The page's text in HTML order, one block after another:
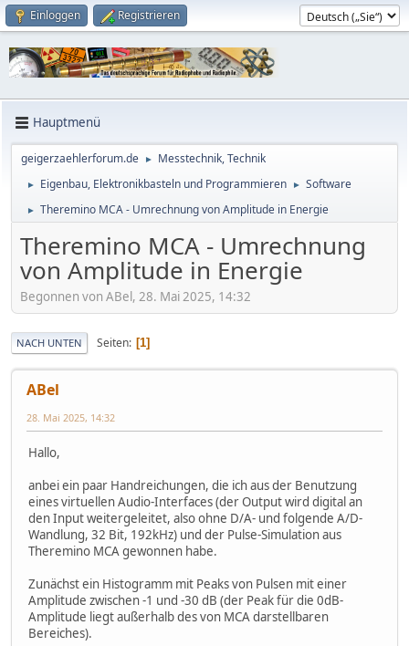
Einloggen Registrieren
Hauptmenü
geigerzaehlerforum.de ► Messtechnik, Technik
► Eigenbau, Elektronikbasteln und Programmieren ► Software
► Theremino MCA - Umrechnung von Amplitude in Energie
Theremino MCA - Umrechnung
von Amplitude in Energie
Begonnen von ABel, 28. Mai 2025, 14:32
NACH UNTEN Seiten 1
ABel
28. Mai 2025, 14:32
Hallo,
anbei ein paar Handreichungen, die ich aus der Benutzung
eines virtuellen Audio-Interfaces (der Output wird digital an
den Input weitergeleitet, also ohne D/A- und folgende A/D-
Wandlung, 32 Bit, 192kHz) und der Pulse-Simulation aus
Theremino MCA gewonnen habe.
Zunächst ein Histogramm mit Peaks von Pulsen mit einer
Amplitude zwischen -1 und -30 dB (der Peak für die 0dB-
Amplitude liegt außerhalb des von MCA darstellbaren
Bereiches).